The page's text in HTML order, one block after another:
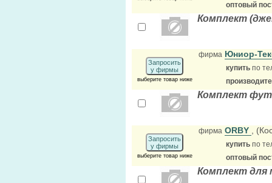
оптовый
Комплект
Запросить
у фирмы
выберите товар ниже
фирма Юниор-
купить по
Комплект
Запросить
у фирмы
выберите товар ниже
фирма ORBY ,
купить по
оптовый
Комплект для